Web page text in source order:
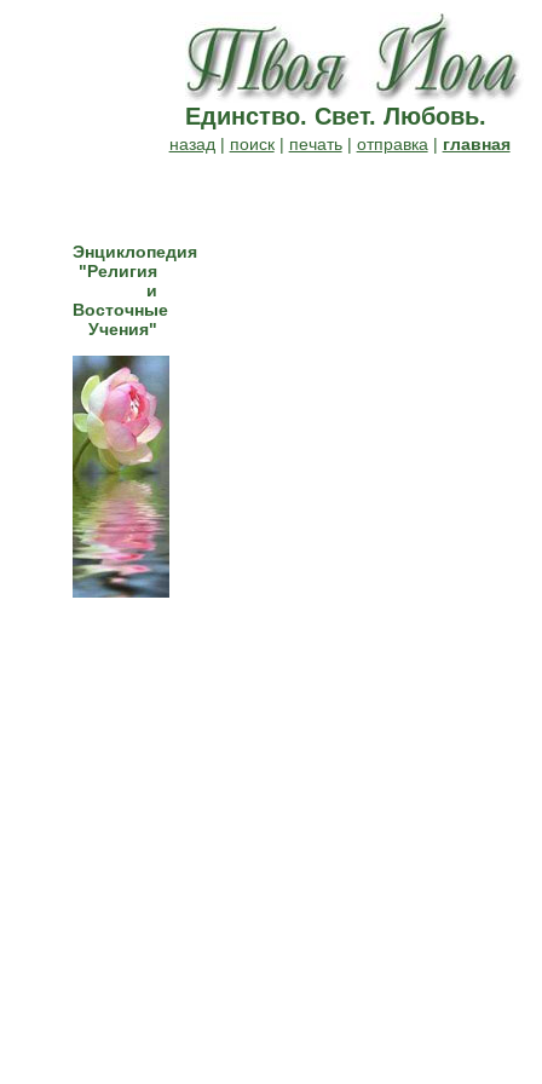
Единство. Свет. Любовь.
назад | поиск| печать| отправка | главная
Энциклопедия
"Религия
и
Восточные
Учения"